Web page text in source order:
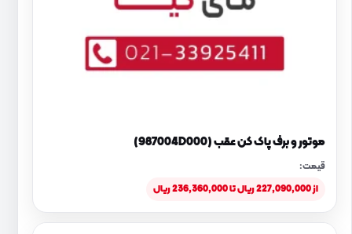
موتور و برف پاک کن عقب (987004D000)
قیمت:
از 227,090,000 ریال تا 236,360,000 ریال